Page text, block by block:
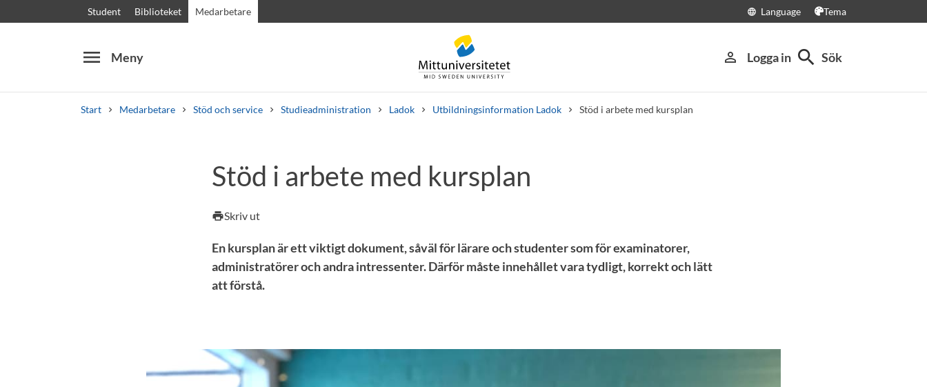
Student Biblioteket Medarbetare language Language Tema
menu Meny person_outline Logga in search Sök
Start Medarbetare Stöd och service Studieadministration Ladok Utbildningsinformation Ladok Stöd i arbete med kursplan
Kursplaner Välkomstbrev Personal Lediga jobb
Stöd i arbete med kursplan
printSkriv ut
En kursplan är ett viktigt dokument, såväl för lärare och studenter som för examinatorer,
administratörer och andra intressenter. Därför måste innehållet vara tydligt, korrekt och lätt
att förstå.